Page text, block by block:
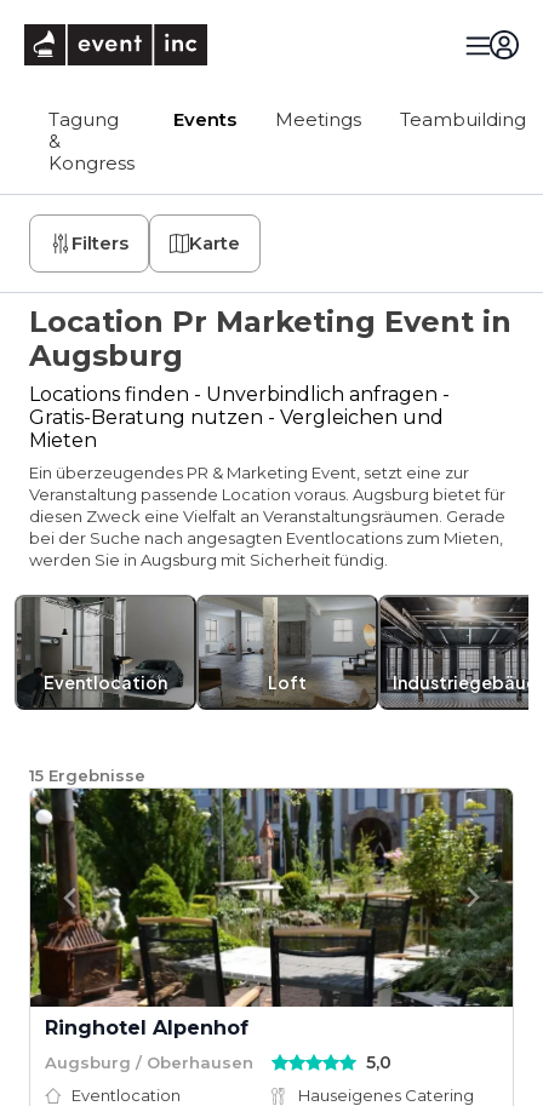
Tagung
&
Kongress
Events Meetings Teambuilding
Filters Karte
Location Pr Marketing Event in
Augsburg
Locations finden - Unverbindlich anfragen -
Gratis-Beratung nutzen - Vergleichen und
Mieten
Ein überzeugendes PR & Marketing Event, setzt eine zur
Veranstaltung passende Location voraus. Augsburg bietet für
diesen Zweck eine Vielfalt an Veranstaltungsräumen. Gerade
bei der Suche nach angesagten Eventlocations zum Mieten,
werden Sie in Augsburg mit Sicherheit fündig.
Eventlocation Loft
15 Ergebnisse
Ringhotel Alpenhof
Augsburg / Oberhausen 5,0
Eventlocation
Hauseigenes Catering